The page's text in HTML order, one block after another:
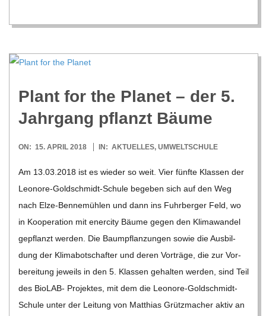
Plant for the Pla­net – der 5.
Jahr­gang pflanzt Bäume
2018-
ON: 15. APRIL 2018 IN: AKTUELLES, UMWELTSCHULE
Am 13.03.2018 ist es wie­der so weit. Vier fünfte Klas­sen der
Leo­­nore-Gol­d­­schmidt-Schule bege­ben sich auf den Weg
nach Elze-Ben­­ne­­müh­­len und dann ins Fuhr­ber­ger Feld, wo
in Koope­ra­tion mit ener­city Bäume gegen den Kli­ma­wan­del
gepflanzt wer­den. Die Baum­pflan­zun­gen sowie die Aus­bil­
dung der Kli­ma­bot­schaf­ter und deren Vor­träge, die zur Vor­
be­rei­tung jeweils in den 5. Klas­sen gehal­ten wer­den, sind Teil
des Bio­­LAB- Pro­jek­tes, mit dem die Leo­­nore-Gol­d­­schmidt-
Schule unter der Lei­tung von Mat­thias Grütz­ma­cher aktiv an